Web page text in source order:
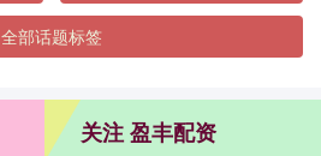
全部话题标签
关注 盈丰配资